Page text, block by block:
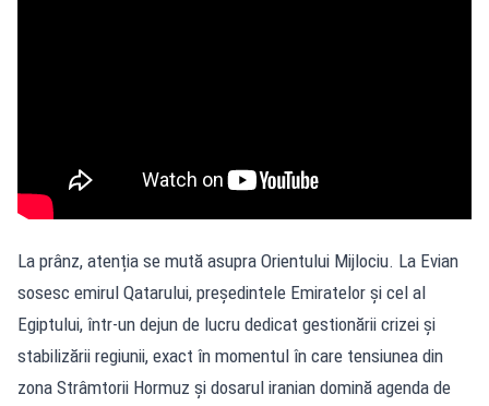
La prânz, atenția se mută asupra Orientului Mijlociu. La Evian
sosesc emirul Qatarului, președintele Emiratelor și cel al
Egiptului, într-un dejun de lucru dedicat gestionării crizei și
stabilizării regiunii, exact în momentul în care tensiunea din
zona Strâmtorii Hormuz și dosarul iranian domină agenda de